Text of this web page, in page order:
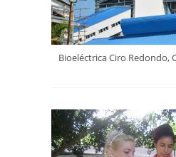
Bioeléctrica Ciro Redondo,